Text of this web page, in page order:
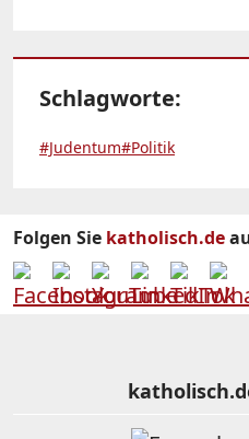
Schlagworte:
#Judentum#Politik
Folgen Sie katholisch.de